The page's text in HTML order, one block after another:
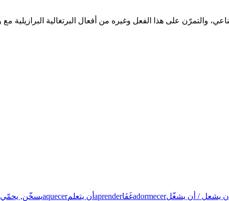
أن يشعل / أن يشغّلadormecerغَفَاaprender أن يتعلمaquecerيسخّن, يحمّي